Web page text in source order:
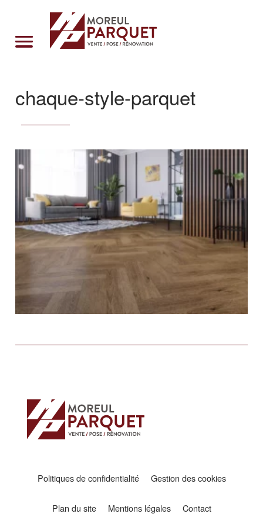
chaque-style-parquet
Politiques de confidentialité Gestion des cookies
Plan du site Mentions légales Contact